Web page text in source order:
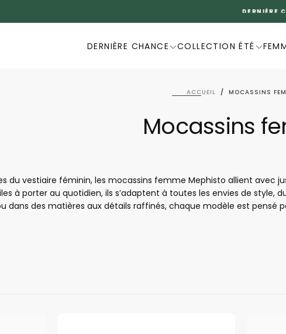
DERNIÈRE CHANCE
DERNIÈRE CHANCE COLLECTION ÉTÉ
ACCUEIL / MOCASSINS
Mocassins
du vestiaire féminin, les mocassins femme Mephisto allient
à porter au quotidien, ils s’adaptent à toutes les envies de style,
dans des matières aux détails raffinés, chaque modèle est